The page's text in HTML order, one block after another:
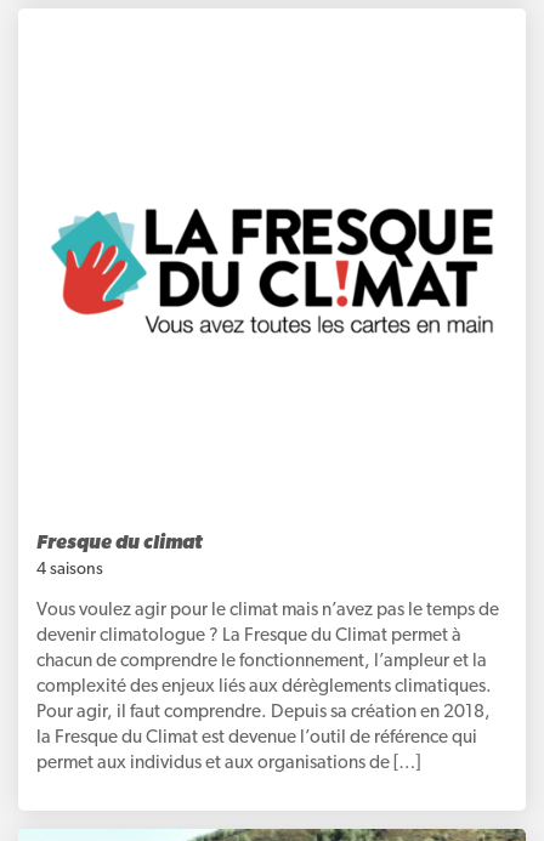
Fresque du climat
4 saisons
Vous voulez agir pour le climat mais n’avez pas le temps de
devenir climatologue ? La Fresque du Climat permet à
chacun de comprendre le fonctionnement, l’ampleur et la
complexité des enjeux liés aux dérèglements climatiques.
Pour agir, il faut comprendre. Depuis sa création en 2018,
la Fresque du Climat est devenue l’outil de référence qui
permet aux individus et aux organisations de […]